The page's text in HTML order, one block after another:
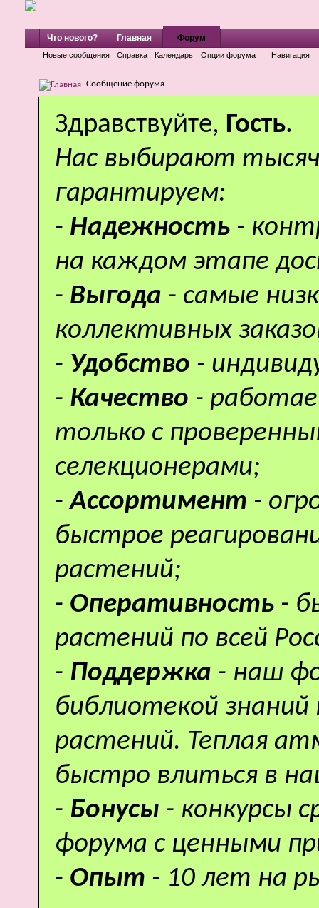
Что нового? Главная Форум
Новые сообщения Справка Календарь Опции форума Навигация
Сообщение форума
Здравствуйте, Гость.
Нас выбирают
гарантируем:
- Надежность -
на каждом этапе
- Выгода - самые
коллективных
- Удобство -
- Качество -
только с
селекционерами;
-Ассортимент -
быстрое
растений;
- Оперативность -
растений по всей
- Поддержка - наш
библиотекой
растений. Теплая
быстро влиться в
- Бонусы - конкурсы
форума с ценными
- Опыт - 10 лет на